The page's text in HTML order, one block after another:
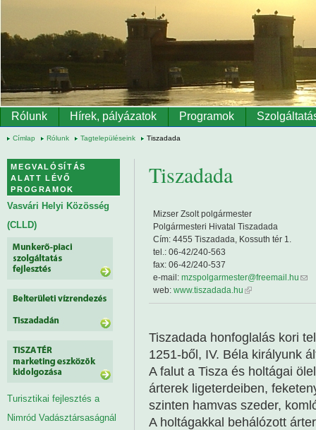
Rólunk Hírek, pályázatok Programok
Címlap Rólunk Tagtelepüléseink Tiszadada
Tiszadada
Mizser Zsolt polgármester
Polgármesteri Hivatal Tiszadada
Cím: 4455 Tiszadada, Kossuth tér 1.
tel.: 06-42/240-563
fax: 06-42/240-537
e-mail: mzspolgarmester@freemail.hu
web: www.tiszadada.hu
Tiszadada honfoglalás kori
1251-ből, IV. Béla királyunk
A falut a Tisza és holtágai
árterek ligeterdeiben,
szinten hamvas szeder,
A holtágakkal behálózott
MEGVALÓSÍTÁS
ALATT LÉVŐ
PROGRAMOK
Vasvári Helyi Közösség
(CLLD)
Turisztikai fejlesztés a
Nimród Vadásztársaságnál